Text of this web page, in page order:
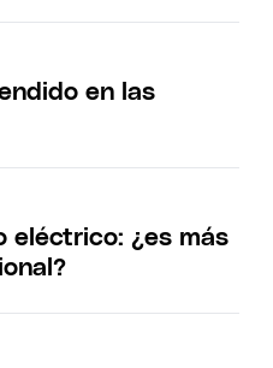
en las
eléctrico: ¿es más